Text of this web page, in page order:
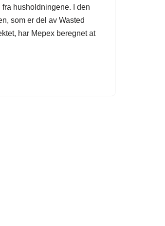
fra husholdningene. I den
som er del av Wasted
har Mepex beregnet at